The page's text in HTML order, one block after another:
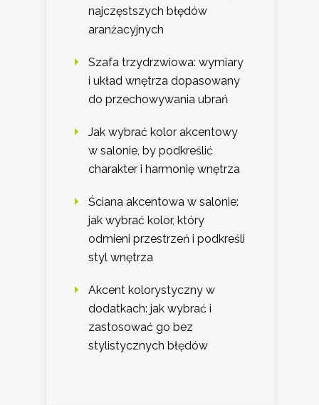
najczęstszych błędów
aranżacyjnych
Szafa trzydrzwiowa: wymiary
i układ wnętrza dopasowany
do przechowywania ubrań
Jak wybrać kolor akcentowy
w salonie, by podkreślić
charakter i harmonię wnętrza
Ściana akcentowa w salonie:
jak wybrać kolor, który
odmieni przestrzeń i podkreśli
styl wnętrza
Akcent kolorystyczny w
dodatkach: jak wybrać i
zastosować go bez
stylistycznych błędów